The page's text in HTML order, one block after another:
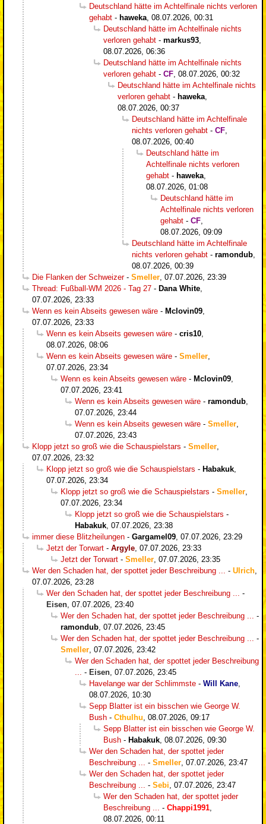
Deutschland hätte im Achtelfinale nichts verloren
gehabt - haweka 08.07.2026, 00:31
Deutschland hätte im Achtelfinale nichts
verloren gehabt - markus93
08.07.2026, 06:36
Deutschland hätte im Achtelfinale nichts
verloren gehabt - CF 08.07.2026, 00:32
Deutschland hätte im Achtelfinale nichts
verloren gehabt - haweka
08.07.2026, 00:37
Deutschland hätte im Achtelfinale
nichts verloren gehabt - CF
08.07.2026, 00:40
Deutschland hätte im
Achtelfinale nichts verloren
gehabt - haweka
08.07.2026, 01:08
Deutschland hätte im
Achtelfinale nichts verloren
gehabt - CF
08.07.2026, 09:09
Deutschland hätte im Achtelfinale
nichts verloren gehabt - ramondub
08.07.2026, 00:39
Die Flanken der Schweizer- Smeller 07.07.2026, 23:39
Thread: Fußball-WM 2026 - Tag 27 - Dana White
07.07.2026, 23:33
Wenn es kein Abseits gewesen wäre - Mclovin09
07.07.2026, 23:33
Wenn es kein Abseits gewesen wäre - cris10
08.07.2026, 08:06
Wenn es kein Abseits gewesen wäre - Smeller
07.07.2026, 23:34
Wenn es kein Abseits gewesen wäre - Mclovin09
07.07.2026, 23:41
Wenn es kein Abseits gewesen wäre - ramondub
07.07.2026, 23:44
Wenn es kein Abseits gewesen wäre - Smeller
07.07.2026, 23:43
Klopp jetzt so groß wie die Schauspielstars - Smeller
07.07.2026, 23:32
Klopp jetzt so groß wie die Schauspielstars - Habakuk
07.07.2026, 23:34
Klopp jetzt so groß wie die Schauspielstars - Smeller
07.07.2026, 23:34
Klopp jetzt so groß wie die Schauspielstars -
Habakuk 07.07.2026, 23:38
immer diese Blitzheilungen - Gargamel09 07.07.2026, 23:29
Jetzt der Torwart - Argyle 07.07.2026, 23:33
Jetzt der Torwart - Smeller 07.07.2026, 23:35
Wer den Schaden hat, der spottet jeder Beschreibung ...
- Ulrich
07.07.2026, 23:28
Wer den Schaden hat, der spottet jeder Beschreibung ...
-
Eisen 07.07.2026, 23:40
Wer den Schaden hat, der spottet jeder Beschreibung ...
-
ramondub 07.07.2026, 23:45
Wer den Schaden hat, der spottet jeder Beschreibung ...
-
Smeller 07.07.2026, 23:42
Wer den Schaden hat, der spottet jeder Beschreibung
- Eisen 07.07.2026, 23:45
Havelange war der Schlimmste - Will Kane
08.07.2026, 10:30
Sepp Blatter ist ein bisschen wie George W.
Bush - Cthulhu 08.07.2026, 09:17
Sepp Blatter ist ein bisschen wie George W.
Bush - Habakuk 08.07.2026, 09:30
Wer den Schaden hat, der spottet jeder
Beschreibung ...
- Smeller 07.07.2026, 23:47
Wer den Schaden hat, der spottet jeder
Beschreibung ...
- Sebi 07.07.2026, 23:47
Wer den Schaden hat, der spottet jeder
Beschreibung ...
- Chappi1991
08.07.2026, 00:11